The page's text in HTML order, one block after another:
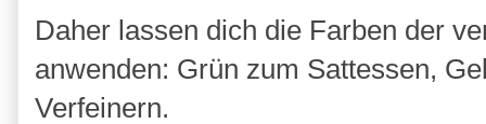
Daher lassen dich die Farben der
anwenden: Grün zum Sattessen,
Verfeinern.